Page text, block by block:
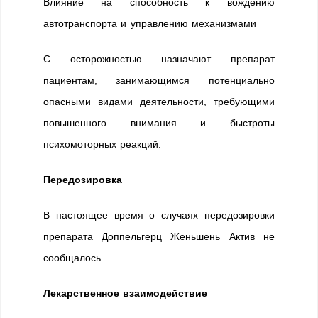
автотранспорта и управлению механизмами
С осторожностью назначают препарат
пациентам, занимающимся потенциально
опасными видами деятельности, требующими
повышенного внимания и быстроты
психомоторных реакций.
Передозировка
В настоящее время о случаях передозировки
препарата Доппельгерц Женьшень Актив не
сообщалось.
Лекарственное взаимодействие